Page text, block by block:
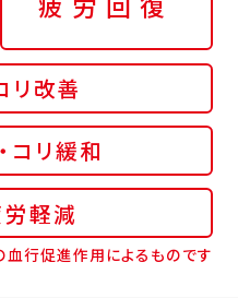
リ改善
コリ緩和
軽減
行促進作用によるものです